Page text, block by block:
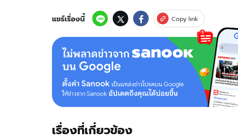
แชร์เรื่องนี้ Copy link
เรื่องที่เกี่ยวข้อง